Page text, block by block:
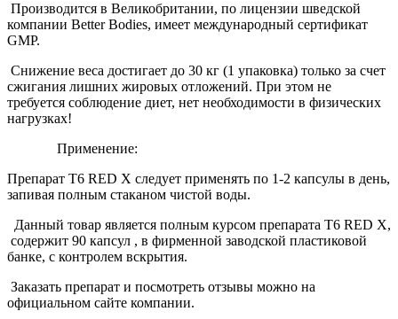
Производится в Великобритании, по лицензии шведской
компании Better Bodies, имеет международный сертификат
GMP.
Снижение веса достигает до 30 кг (1 упаковка) только за счет
сжигания лишних жировых отложений. При этом не
требуется соблюдение диет, нет необходимости в физических
нагрузках!
Применение:
Препарат T6 RED X следует применять по 1-2 капсулы в день,
запивая полным стаканом чистой воды.
Данный товар является полным курсом препарата T6 RED X,
содержит 90 капсул , в фирменной заводской пластиковой
банке, с контролем вскрытия.
Заказать препарат и посмотреть отзывы можно на
официальном сайте компании.